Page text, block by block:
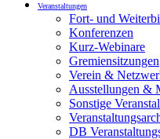
Veranstaltungen
Fort- und
Konferenzen
Kurz-Webinare
Gremiensitzungen
Verein &
Ausstellungen &
Sonstige
DB